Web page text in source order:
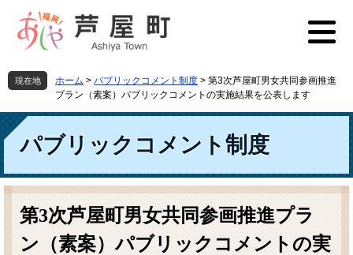
先
頭
。
を
飛
て
文
現在地 ホーム > パブリックコメント制度 > 第3次芦屋町男女共同参画推進
プラン（素案）パブリックコメントの実施結果を公表します
パブリックコメント制度
本
第3次芦屋町男女共同参画推進プラ
ン（素案）パブリックコメントの実